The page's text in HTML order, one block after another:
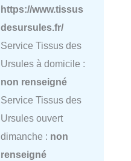
https://www.tissus
desursules.fr/
Service Tissus des
Ursules à domicile :
non renseigné
Service Tissus des
Ursules ouvert
dimanche : non
renseigné